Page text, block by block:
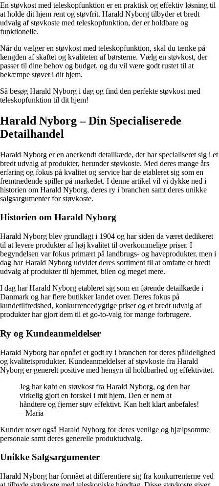
En støvkost med teleskopfunktion er en praktisk og effektiv løsning til
at holde dit hjem rent og støvfrit. Harald Nyborg tilbyder et bredt
udvalg af støvkoste med teleskopfunktion, der er holdbare og
funktionelle.
Når du vælger en støvkost med teleskopfunktion, skal du tænke på
længden af skaftet og kvaliteten af børsterne. Vælg en støvkost, der
passer til dine behov og budget, og du vil være godt rustet til at
bekæmpe støvet i dit hjem.
Så besøg Harald Nyborg i dag og find den perfekte støvkost med
teleskopfunktion til dit hjem!
Harald Nyborg – Din Specialiserede
Detailhandel
Harald Nyborg er en anerkendt detailkæde, der har specialiseret sig i et
bredt udvalg af produkter, herunder støvkoste. Med deres mange års
erfaring og fokus på kvalitet og service har de etableret sig som en
fremtrædende spiller på markedet. I denne artikel vil vi dykke ned i
historien om Harald Nyborg, deres ry i branchen samt deres unikke
salgsargumenter for støvkoste.
Historien om Harald Nyborg
Harald Nyborg blev grundlagt i 1904 og har siden da været dedikeret
til at levere produkter af høj kvalitet til overkommelige priser. I
begyndelsen var fokus primært på landbrugs- og haveprodukter, men i
dag har Harald Nyborg udvidet deres sortiment til at omfatte et bredt
udvalg af produkter til hjemmet, bilen og meget mere.
I dag har Harald Nyborg etableret sig som en førende detailkæde i
Danmark og har flere butikker landet over. Deres fokus på
kundetilfredshed, konkurrencedygtige priser og et bredt udvalg af
produkter har gjort dem til et go-to-valg for mange forbrugere.
Ry og Kundeanmeldelser
Harald Nyborg har opnået et godt ry i branchen for deres pålidelighed
og kvalitetsprodukter. Kundeanmeldelser af støvkoste fra Harald
Nyborg er generelt positive med hensyn til holdbarhed og effektivitet.
Jeg har købt en støvkost fra Harald Nyborg, og den har
virkelig gjort en forskel i mit hjem. Den er nem at
håndtere og fjerner støv effektivt. Kan helt klart anbefales!
– Maria
Kunder roser også Harald Nyborg for deres venlige og hjælpsomme
personale samt deres generelle produktudvalg.
Unikke Salgsargumenter
Harald Nyborg har formået at differentiere sig fra konkurrenterne ved